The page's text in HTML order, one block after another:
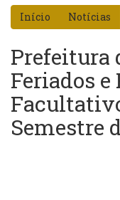
Início Notícias
Prefeitura
Feriados e
Semestre